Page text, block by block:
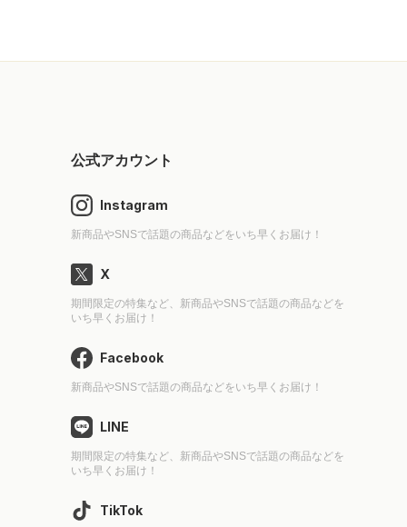
公式アカウント
Instagram
新商品やSNSで話題の商品などをいち早くお届け！
X
期間限定の特集など、新商品やSNSで話題の商品などを
いち早くお届け！
Facebook
新商品やSNSで話題の商品などをいち早くお届け！
LINE
期間限定の特集など、新商品やSNSで話題の商品などを
いち早くお届け！
TikTok